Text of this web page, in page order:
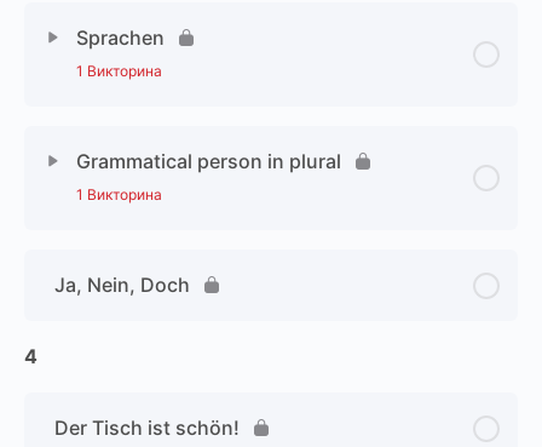
Sprachen
1 Викторина
Grammatical person in plural
1 Викторина
Ja, Nein, Doch
4
Der Tisch ist schön!